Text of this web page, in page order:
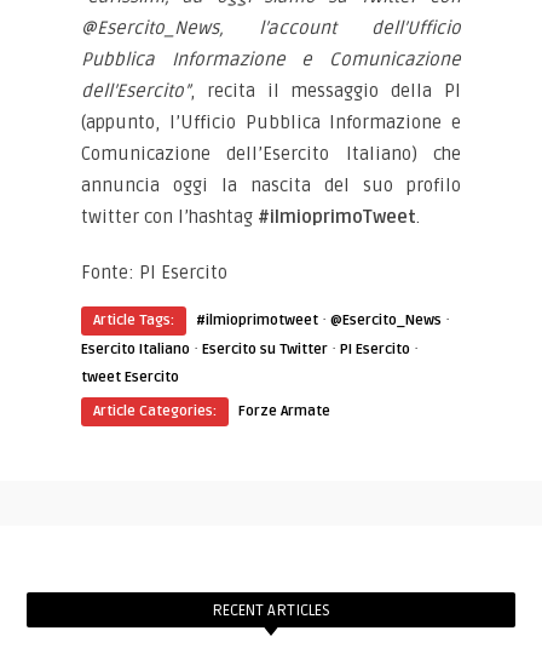
@Esercito_News, l’account dell’Ufficio
Pubblica Informazione e Comunicazione
dell’Esercito”, recita il messaggio della PI
(appunto, l’Ufficio Pubblica Informazione e
Comunicazione dell’Esercito Italiano) che
annuncia oggi la nascita del suo profilo
twitter con l’hashtag #ilmioprimoTweet.
Fonte: PI Esercito
Article Tags: #ilmioprimotweet ·@Esercito_News ·
Esercito Italiano ·Esercito su Twitter ·PI Esercito ·
tweet Esercito
Article Categories:
Forze Armate
RECENT ARTICLES